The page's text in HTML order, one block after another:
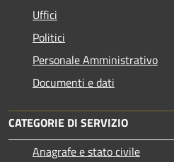
Uffici
Politici
Personale Amministrativo
Documenti e dati
CATEGORIE DI SERVIZIO
Anagrafe e stato civile